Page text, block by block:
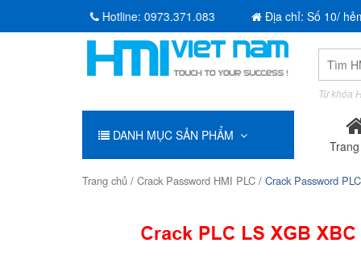
Hotline: 0973.371.083 Địa chỉ: Số 10/
Tìm
kiếm:
Từ khóa
DANH MỤC SẢN PHẨM
Trang chủ / Crack Password HMI PLC / Crack Password